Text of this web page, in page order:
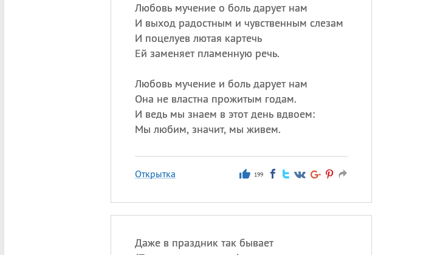
Любовь мучение о боль дарует нам
И выход радостным и чувственным слезам
И поцелуев лютая картечь
Ей заменяет пламенную речь.
Любовь мучение и боль дарует нам
Она не властна прожитым годам.
И ведь мы знаем в этот день вдвоем:
Мы любим, значит, мы живем.
Открытка 199
Даже в праздник так бывает